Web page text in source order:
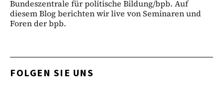
Bundeszentrale für politische Bildung/bpb. Auf
diesem Blog berichten wir live von Seminaren und
Foren der bpb.
FOLGEN SIE UNS